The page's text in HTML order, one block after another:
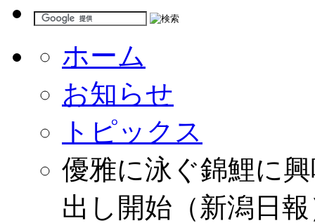
ホーム
お知らせ
トピックス
優雅に泳ぐ錦鯉に
出し開始（新潟日